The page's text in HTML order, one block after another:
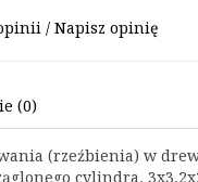
/ Napisz opinię
(0)
(rzeźbienia) w
cylindra,